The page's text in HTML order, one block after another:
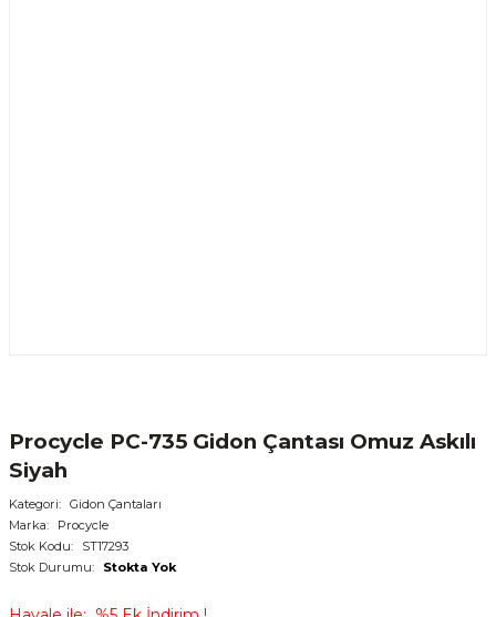
Procycle PC-735 Gidon Çantası Omuz Askılı
Siyah
Kategori
Gidon Çantaları
Marka
Procycle
Stok Kodu
ST17293
Stok Durumu
Stokta Yok